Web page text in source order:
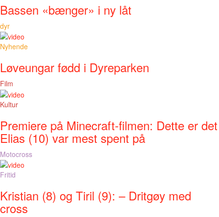
Bassen «bænger» i ny låt
dyr
Nyhende
Løveungar fødd i Dyreparken
Film
Kultur
Premiere på Minecraft-filmen: Dette er det
Elias (10) var mest spent på
Motocross
Fritid
Kristian (8) og Tiril (9): – Dritgøy med
cross